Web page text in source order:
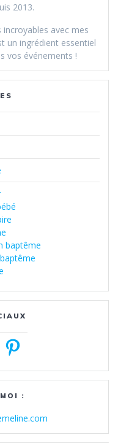
2013.
incroyables avec mes
un ingrédient essentiel
vos événements !
baptême
Pinterest
: